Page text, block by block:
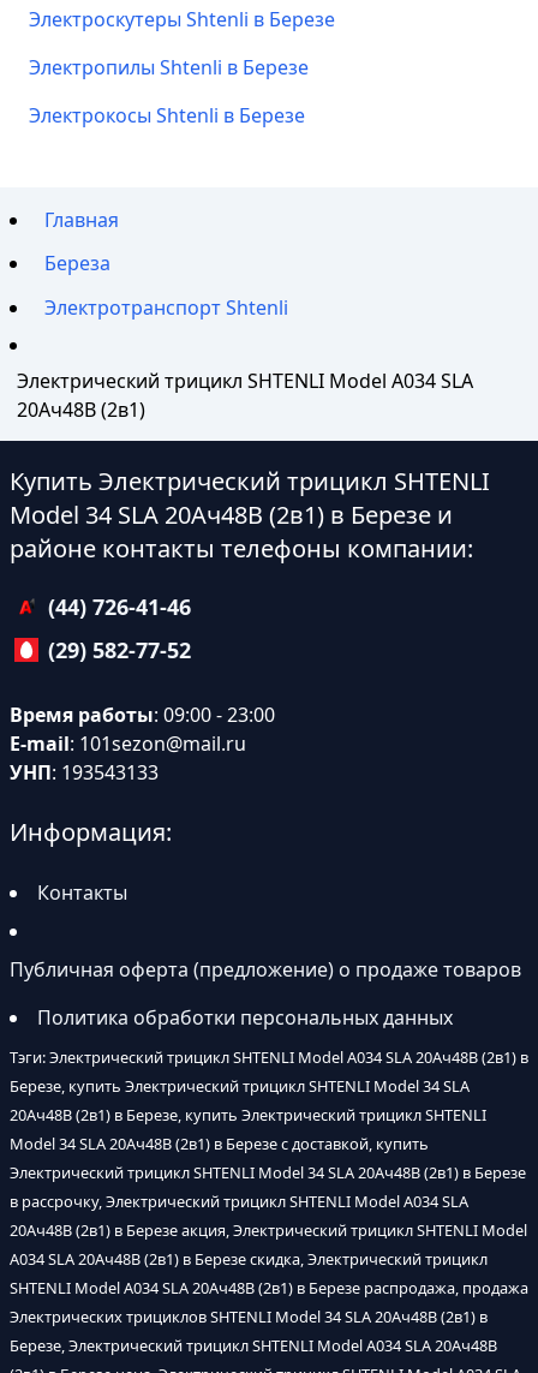
Электроскутеры Shtenli в Березе
Электропилы Shtenli в Березе
Электрокосы Shtenli в Березе
Главная
Береза
Электротранспорт Shtenli
Электрический трицикл SHTENLI Model А034 SLA
20Ач48В (2в1)
Купить Электрический трицикл SHTENLI
Model 34 SLA 20Ач48В (2в1) в Березе и
районе контакты телефоны компании:
(44) 726-41-46
(29) 582-77-52
Время работы: 09:00 - 23:00
E-mail: 101sezon@mail.ru
УНП: 193543133
Информация:
Контакты
Публичная оферта (предложение) о продаже товаров
Политика обработки персональных данных
Тэги: Электрический трицикл SHTENLI Model А034 SLA 20Ач48В (2в1) в
Березе, купить Электрический трицикл SHTENLI Model 34 SLA
20Ач48В (2в1) в Березе, купить Электрический трицикл SHTENLI
Model 34 SLA 20Ач48В (2в1) в Березе с доставкой, купить
Электрический трицикл SHTENLI Model 34 SLA 20Ач48В (2в1) в Березе
в рассрочку, Электрический трицикл SHTENLI Model А034 SLA
20Ач48В (2в1) в Березе акция, Электрический трицикл SHTENLI Model
А034 SLA 20Ач48В (2в1) в Березе скидка, Электрический трицикл
SHTENLI Model А034 SLA 20Ач48В (2в1) в Березе распродажа, продажа
Электрических трициклов SHTENLI Model 34 SLA 20Ач48В (2в1) в
Березе, Электрический трицикл SHTENLI Model А034 SLA 20Ач48В